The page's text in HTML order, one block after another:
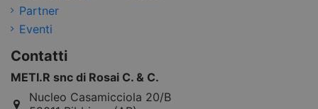
Partner
Eventi
Contatti
METI.R snc di Rosai C. & C.
Nucleo Casamicciola 20/B